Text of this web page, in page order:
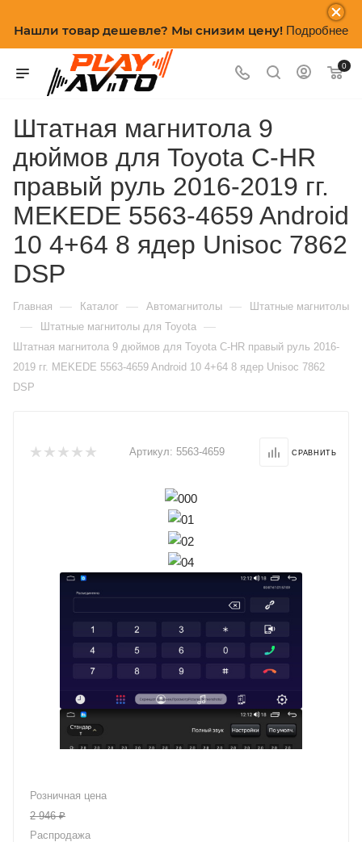
Нашли товар дешевле? Мы снизим цену! Подробнее
0
Штатная магнитола 9
дюймов для Toyota C-HR
правый руль 2016-2019 гг.
MEKEDE 5563-4659 Android
10 4+64 8 ядер Unisoc 7862
DSP
Главная — Каталог — Автомагнитолы — Штатные магнитолы
— Штатные магнитолы для Toyota —
Штатная магнитола 9 дюймов для Toyota C-HR правый руль 2016-
2019 гг. MEKEDE 5563-4659 Android 10 4+64 8 ядер Unisoc 7862
DSP
Артикул: 5563-4659
Розничная цена
2 946₽
Распродажа